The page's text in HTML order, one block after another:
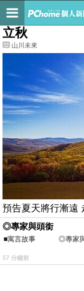
最新文章
立秋
山川未來
預告夏天將行漸遠
◎專家與頭銜
■寓言故事 ◎專家與
⊕潘文
之谷」裡——
57 分鐘前